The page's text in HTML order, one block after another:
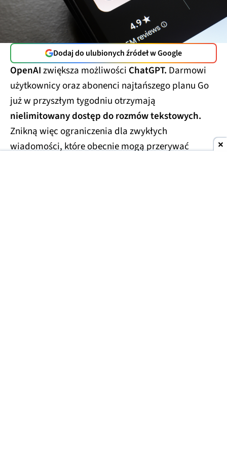
Dodaj do ulubionych źródeł w Google
OpenAIzwiększa możliwości ChatGPT. Darmowi
użytkownicy oraz abonenci najtańszego planu Go
już w przyszłym tygodniu otrzymają
nielimitowany dostęp do rozmów tekstowych.
Znikną więc ograniczenia dla zwykłych
wiadomości, które obecnie mogą przerywać